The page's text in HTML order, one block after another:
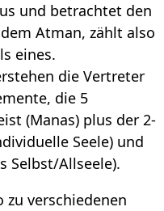
und betrachtet den
Atman, zählt also
eines.
die Vertreter
die 5
(Manas) plus der 2-
Seele) und
Selbst/Allseele).
zu verschiedenen